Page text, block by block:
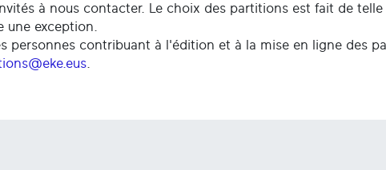
à nous contacter. Le choix des partitions est fait de
une exception.
personnes contribuant à l'édition et à la mise en ligne des